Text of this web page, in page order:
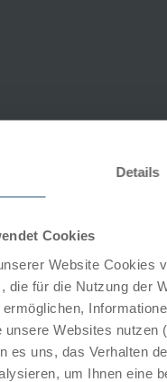
Details
Cookies
Website Cookies
die für die Nutzung der
unsere Websites
es uns, das Verhalten
um Ihnen eine
catalogues
NOW FREE OF CHARGE
gift of